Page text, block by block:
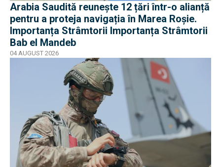
Arabia Saudită reunește 12 țări într-o alianță
pentru a proteja navigația în Marea Roșie.
Importanța Strâmtorii Importanța Strâmtorii
Bab el Mandeb
04 AUGUST 2026